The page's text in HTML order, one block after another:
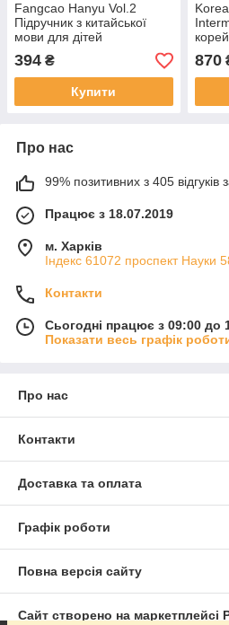
Fangcao Hanyu Vol.2
Підручник з китайської
мови для дітей
394 ₴
Купити
870
Про нас
99% позитивних з 405 відгуків
Працює з 18.07.2019
м. Харків
Індекс 61072 проспект Науки
Контакти
Сьогодні працює з 09:00 до
Показати весь графік
Про нас
Контакти
Доставка та оплата
Графік роботи
Повна версія сайту
Сайт створено на маркетплейсі